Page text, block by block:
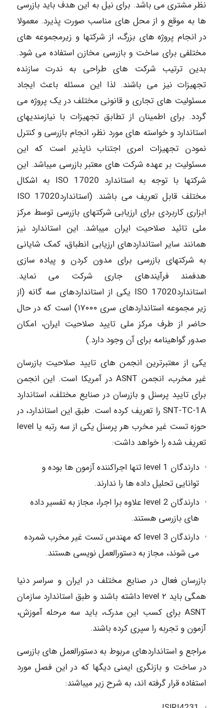
نظر مشتری می باشد. برای نیل به این هدف باید بازرسی
ها به موقع و از محل های مناسب صورت پذیرد. معمولا
در انجام پروژه های بزرگ، از شرکتها و زیرمجموعه های
مختلفی برای ساخت و بازرسی مخازن استفاده می شود.
بدین ترتیب شرکت های طراحی به ندرت سازنده
تجهیزات نیز می باشند. لذا این مسئله باعث ایجاد
مسئولیت های تجاری و قانونی مختلف در یک پروژه می
گردد. برای اطمینان از تطابق تجهیزات با نیازمندیهای
استاندارد و خواسته های مورد نظر، انجام بازرسی و کنترل
نمودن تجهیزات امری اجتناب ناپذیر است که این
مسئولیت بر عهده شرکت های معتبر بازرسی میباشد. این
شرکتها با توجه به استاندارد 17020 ISO به اشکال
مختلف قابل تعریف می باشند. (استاندارد17020 ISO
ابزاری کاربردی برای ارزیابی شرکتهای بازرسی توسط مرکز
ملی تائید صلاحیت ایران میباشد. این استاندارد نیز
همانند سایر استانداردهای ارزیابی انطباق، کمک شایانی
به شرکتهای بازرسی برای مدون کردن و پیاده سازی
هدفمند فرآیندهای جاری شرکت می نماید.
استاندارد17020 ISO یکی از استانداردهای سه گانه (از
زیر مجموعه استانداردهای سری ۱۷۰۰۰) است که در حال
حاضر از طرف مرکز ملی تایید صلاحیت ایران، امکان
صدور گواهینامه برای آن وجود دارد.)
یکی از معتبرترین انجمن های تایید صلاحیت بازرسان
غیر مخرب، انجمن ASNT در آمریکا است. این انجمن
برای تایید پرسنل و بازرسان در صنایع مختلف، استاندارد
SNT-TC-1A را تعریف کرده است. طبق این استاندارد، در
حوزه تست غیر مخرب هر پرسنل یکی از سه رتبه یا level
تعریف شده را خواهد داشت:
دارندگان 1 level تنها اجراکننده آزمون ها بوده و
توانایی تحلیل داده ها را ندارند.
دارندگان 2 level علاوه برا اجرا، مجاز به تفسیر داده
های بازرسی هستند.
دارندگان 3 level که مهندس تست غیر مخرب شمرده
می شوند، مجاز به دستورالعمل نویسی هستند.
بازرسان فعال در صنایع مختلف در ایران و سراسر دنیا
همگی باید ۲ level داشته باشند و طبق استاندارد سازمان
ASNT برای کسب این مدرک، باید سه مرحله آموزش،
آزمون و تجربه را سپری کرده باشند.
مراجع و استانداردهای مربوط به دستورالعمل های بازرسی
در ساخت و بازنگری ایمنی دیگها که در این فصل مورد
استفاده قرار گرفته اند، به شرح زیر میباشند: